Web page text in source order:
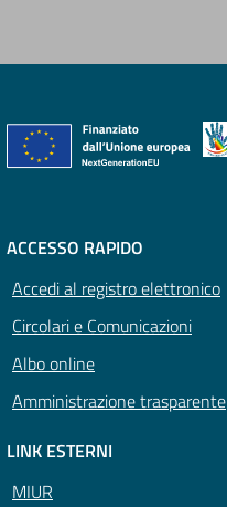
ACCESSO RAPIDO
Accedi al registro elettronico
Circolari e Comunicazioni
Albo online
Amministrazione trasparente
LINK ESTERNI
MIUR